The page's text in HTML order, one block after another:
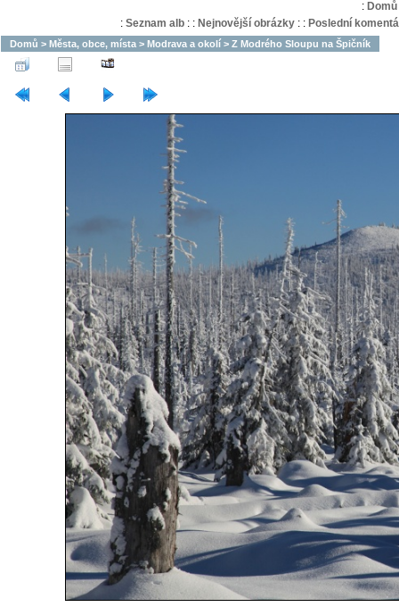
: Domů
: Seznam alb: : Nejnovější obrázky: : Poslední
Domů > Města, obce, místa > Modrava a okolí > Z Modrého Sloupu na Špičník